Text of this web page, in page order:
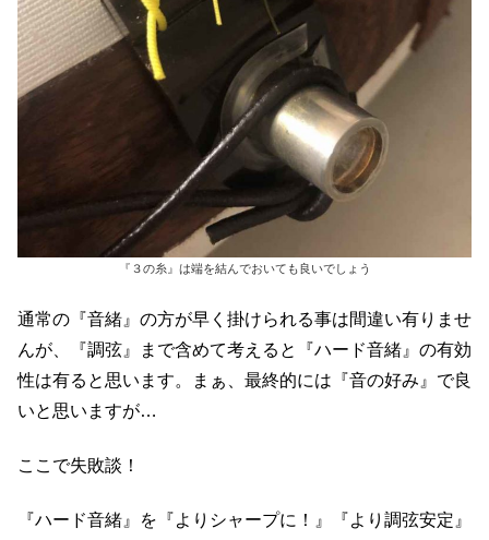
『３の糸』は端を結んでおいても良いでしょう
通常の『音緒』の方が早く掛けられる事は間違い有りませ
んが、『調弦』まで含めて考えると『ハード音緒』の有効
性は有ると思います。まぁ、最終的には『音の好み』で良
いと思いますが…
ここで失敗談！
『ハード音緒』を『よりシャープに！』『より調弦安定』